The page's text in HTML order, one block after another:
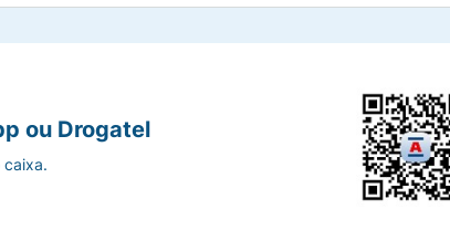
de 2.200 cerdas perfeitamente inclinadas que
escovar os dentes durante os 2 minutos
perdem a cor para indicar a hora de trocar a
ou Drogatel
caixa.